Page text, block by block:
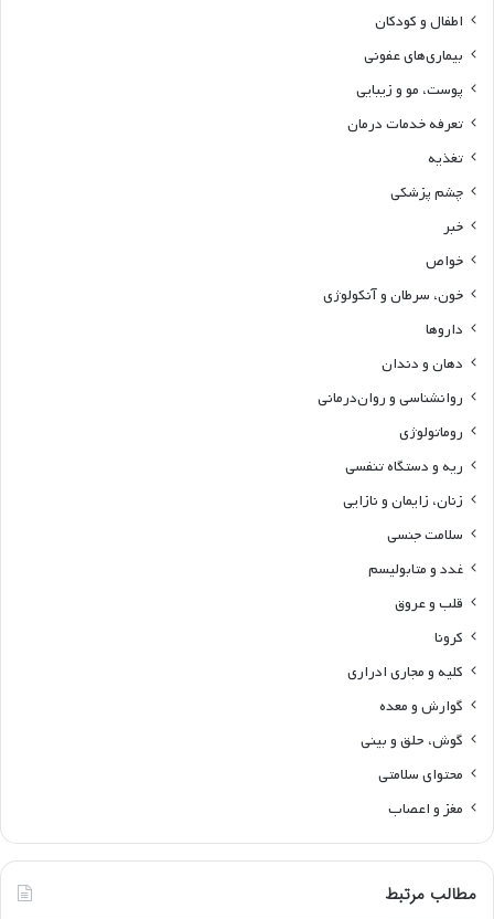
اطفال و کودکان
بیماری‌های عفونی
پوست، مو و زیبایی
تعرفه خدمات درمان
تغذیه
چشم پزشکی
خبر
خواص
خون، سرطان و آنکولوژی
داروها
دهان و دندان
روانشناسی و روان‌درمانی
روماتولوژی
ریه و دستگاه تنفسی
زنان، زایمان و نازایی
سلامت جنسی
غدد و متابولیسم
قلب و عروق
کرونا
کلیه و مجاری ادراری
گوارش و معده
گوش، حلق و بینی
محتوای سلامتی
مغز و اعصاب
مطالب مرتبط